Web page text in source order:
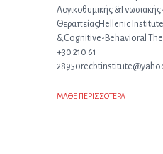
Λογικοθυμικής
ΘεραπείαςHellenic
&Cognitive-Behavioral
+30 210 61
ΜΑΘΕ ΠΕΡΙΣΣΟΤΕΡΑ